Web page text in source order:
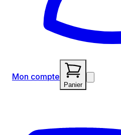
Mon compte
Panier